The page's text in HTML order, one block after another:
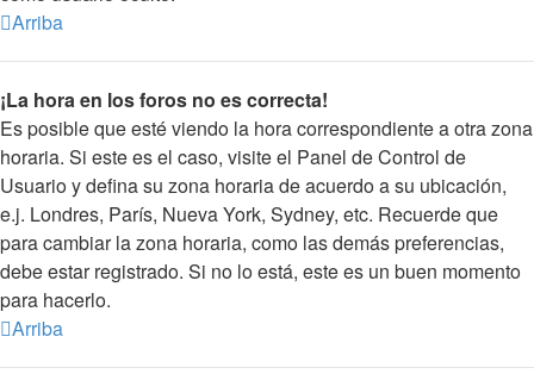
Arriba
¡La hora en los foros no es correcta!
Es posible que esté viendo la hora correspondiente a otra zona
horaria. Si este es el caso, visite el Panel de Control de
Usuario y defina su zona horaria de acuerdo a su ubicación,
e.j. Londres, París, Nueva York, Sydney, etc. Recuerde que
para cambiar la zona horaria, como las demás preferencias,
debe estar registrado. Si no lo está, este es un buen momento
para hacerlo.
Arriba